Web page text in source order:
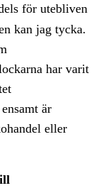
för utebliven
kan jag tycka.
har varit
är
eller